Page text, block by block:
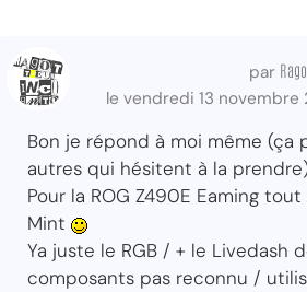
par
le vendredi 13 novembre
Bon je répond à moi même (ça
autres qui hésitent à la
Pour la ROG Z490E Eaming
Mint
Ya juste le RGB / + le Livedash
composants pas reconnu /